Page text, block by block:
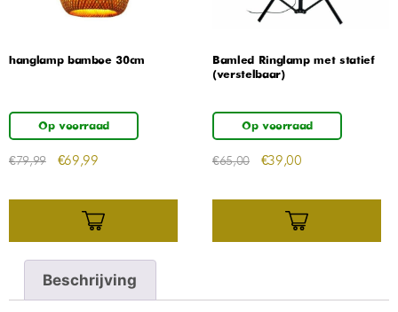
hanglamp bamboe 30cm
Op voorraad
€79,99 €69,99
Bamled Ringlamp met statief
(verstelbaar)
Op voorraad
€65,00 €39,00
Beschrijving